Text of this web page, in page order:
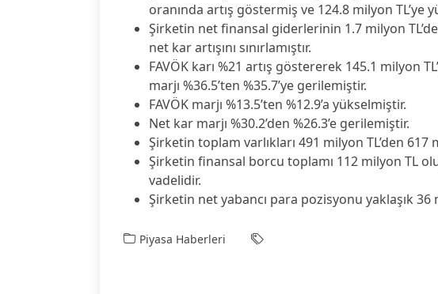
oranında artış göstermiş ve 124.8 milyon TL’ye
Şirketin net finansal giderlerinin 1.7 milyon
net kar artışını sınırlamıştır.
FAVÖK karı %21 artış göstererek 145.1 milyon
marjı %36.5’ten %35.7’ye gerilemiştir.
FAVÖK marjı %13.5’ten %12.9’a yükselmiştir.
Net kar marjı %30.2’den %26.3’e gerilemiştir.
Şirketin toplam varlıkları 491 milyon TL’den 617
Şirketin finansal borcu toplamı 112 milyon TL
vadelidir.
Şirketin net yabancı para pozisyonu yaklaşık 36
Piyasa Haberleri